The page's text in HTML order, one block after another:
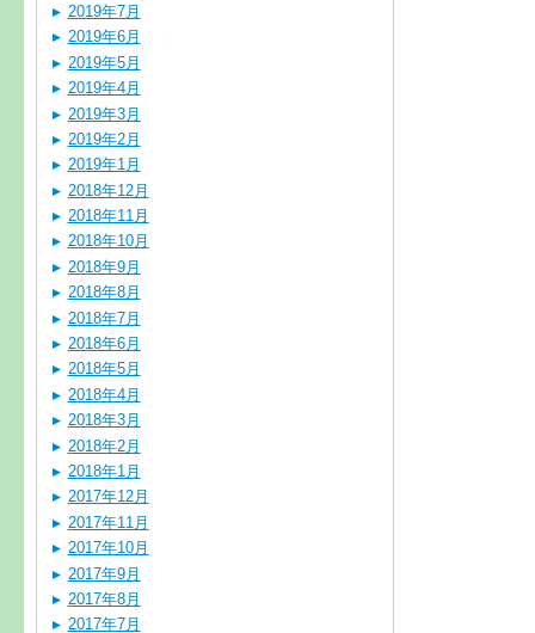
2019年7月
2019年6月
2019年5月
2019年4月
2019年3月
2019年2月
2019年1月
2018年12月
2018年11月
2018年10月
2018年9月
2018年8月
2018年7月
2018年6月
2018年5月
2018年4月
2018年3月
2018年2月
2018年1月
2017年12月
2017年11月
2017年10月
2017年9月
2017年8月
2017年7月